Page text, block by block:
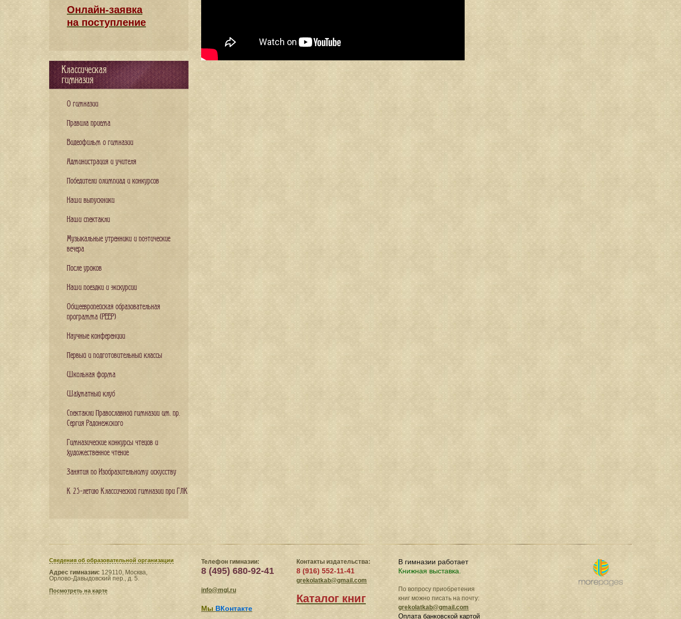
Онлайн-заявка
на поступление
Классическая
гимназия
О гимназии
Правила приема
Видеофильм о гимназии
Администрация и учителя
Победители олимпиад и конкурсов
Наши выпускники
Наши спектакли
Музыкальные утренники и поэтические
вечера
После уроков
Наши поездки и экскурсии
Общеевропейская образовательная
программа (PEEP)
Научные конференции
Первый и подготовительный классы
Школьная форма
Шахматный клуб
Спектакли Православной гимназии им. пр.
Сергия Радонежского
Гимназические конкурсы чтецов и
художественное чтение
Занятия по Изобразительному искусству
К 25-летию Классической гимназии при ГЛК
Сведения​ об образовательной организации
Адрес гимназии: 129110, Москва,
Орлово-Давыдовский пер., д. 5.
Посмотреть на карте
Телефон гимназии:
8 (495) 680-92-41
info@mgl.ru
Мы ВКонтакте
Контакты издательства:
8 (916) 552-11-41
grekolatkab@gmail.com
Каталог книг
В гимназии работает
Книжная выставка.
По вопросу приобретения
книг можно писать на почту:
grekolatkab@gmail.com
Оплата банковской картой